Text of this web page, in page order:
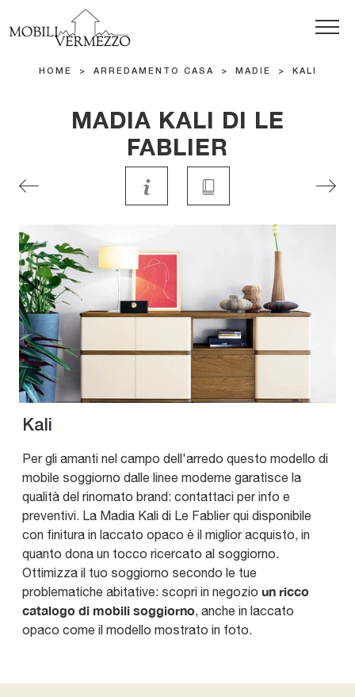
HOME > ARREDAMENTO CASA > MADIE > KALI
MADIA KALI DI LE
FABLIER
Kali
Per gli amanti nel campo dell'arredo questo modello di
mobile soggiorno dalle linee moderne garatisce la
qualità del rinomato brand: contattaci per info e
preventivi. La Madia Kali di Le Fablier qui disponibile
con finitura in laccato opaco è il miglior acquisto, in
quanto dona un tocco ricercato al soggiorno.
Ottimizza il tuo soggiorno secondo le tue
problematiche abitative: scopri in negozio un ricco
catalogo di mobili soggiorno, anche in laccato
opaco come il modello mostrato in foto.